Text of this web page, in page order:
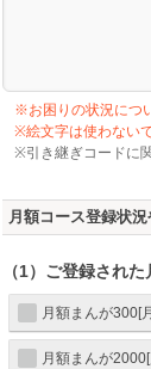
※お困りの状況につ
※絵文字は使わない
※引き継ぎコードに
月額コース登録状
（1）ご登録され
月額まんが300[
月額まんが